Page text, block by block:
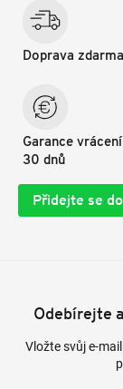
Doprava
Garance
30 dnů
Přidejte se
Odebírejte
Vložte svůj e-